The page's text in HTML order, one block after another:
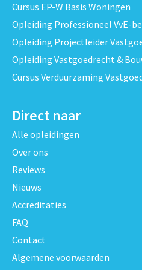
Cursus EP-W Basis Woningen
Opleiding Professioneel VvE-
Opleiding Projectleider
Opleiding Vastgoedrecht &
Cursus Verduurzaming
Direct naar
Alle opleidingen
Over ons
Reviews
Nieuws
Accreditaties
FAQ
Contact
Algemene voorwaarden